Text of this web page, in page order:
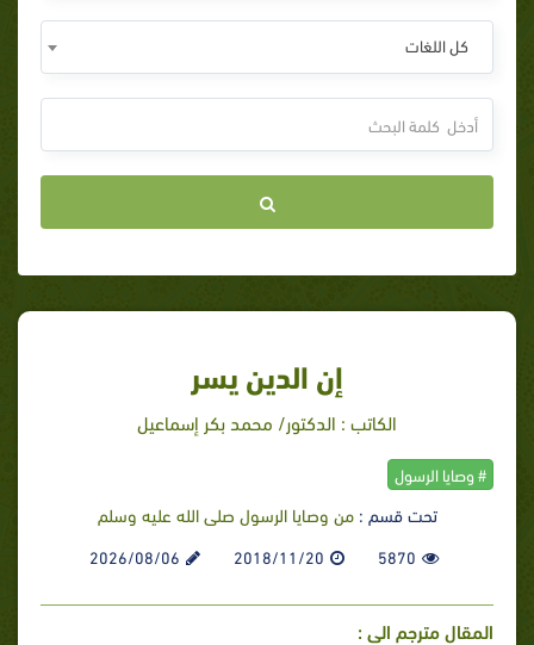
كل اللغات
إن الدين يسر
الكاتب : الدكتور/ محمد بكر إسماعيل
# وصايا الرسول
تحت قسم :من وصايا الرسول صلى الله عليه وسلم
5870
2018/11/20
2026/08/06
المقال مترجم الى :